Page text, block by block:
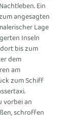
Ein
angesagten
Lage
Inseln
bis zum
dem
am
zum Schiff
vorbei an
schroffen